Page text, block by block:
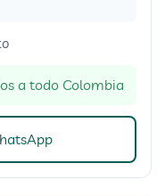
a todo Colombia